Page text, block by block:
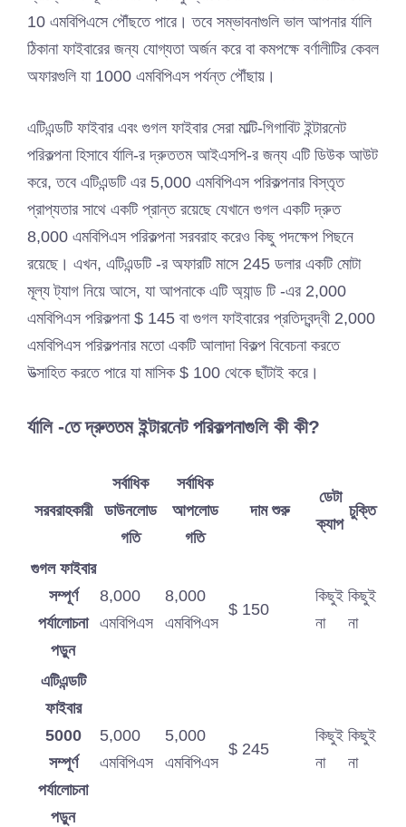
10 এমবিপিএসে পৌঁছতে পারে। তবে সম্ভাবনাগুলি ভাল আপনার র্যালি
ঠিকানা ফাইবারের জন্য যোগ্যতা অর্জন করে বা কমপক্ষে বর্ণালীটির কেবল
অফারগুলি যা 1000 এমবিপিএস পর্যন্ত পৌঁছায়।
এটিএন্ডটি ফাইবার এবং গুগল ফাইবার সেরা মাল্টি-গিগাবিট ইন্টারনেট
পরিকল্পনা হিসাবে র্যালি-র দ্রুততম আইএসপি-র জন্য এটি ডিউক আউট
করে, তবে এটিএন্ডটি এর 5,000 এমবিপিএস পরিকল্পনার বিস্তৃত
প্রাপ্যতার সাথে একটি প্রান্ত রয়েছে যেখানে গুগল একটি দ্রুত
8,000 এমবিপিএস পরিকল্পনা সরবরাহ করেও কিছু পদক্ষেপ পিছনে
রয়েছে। এখন, এটিএন্ডটি -র অফারটি মাসে 245 ডলার একটি মোটা
মূল্য ট্যাগ নিয়ে আসে, যা আপনাকে এটি অ্যান্ড টি -এর 2,000
এমবিপিএস পরিকল্পনা $ 145 বা গুগল ফাইবারের প্রতিদ্বন্দ্বী 2,000
এমবিপিএস পরিকল্পনার মতো একটি আলাদা বিকল্প বিবেচনা করতে
উত্সাহিত করতে পারে যা মাসিক $ 100 থেকে ছাঁটাই করে।
র্যালি -তে দ্রুততম ইন্টারনেট পরিকল্পনাগুলি কী কী?
সরবরাহকারী
সর্বাধিক
ডাউনলোড
গতি
সর্বাধিক
আপলোড
গতি
দাম শুরু
ডেটা
ক্যাপ
চুক্তি
গুগল ফাইবার
সম্পূর্ণ
পর্যালোচনা
পড়ুন
8,000
এমবিপিএস
8,000
এমবিপিএস
$ 150
কিছুই
না
কিছুই
না
এটিএন্ডটি
ফাইবার
5000
সম্পূর্ণ
পর্যালোচনা
পড়ুন
5,000
এমবিপিএস
5,000
এমবিপিএস
$ 245
কিছুই
না
কিছুই
না